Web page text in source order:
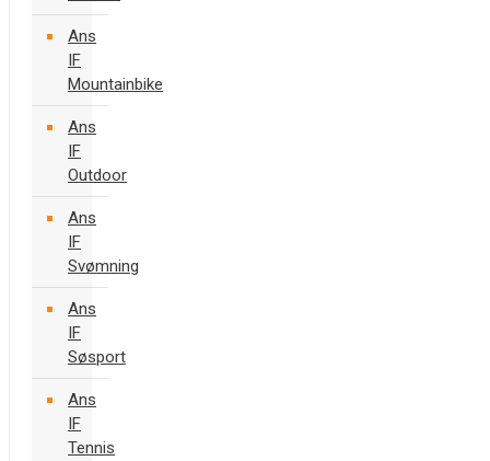
Ans
IF
Mountainbike
Ans
IF
Outdoor
Ans
IF
Svømning
Ans
IF
Søsport
Ans
IF
Tennis